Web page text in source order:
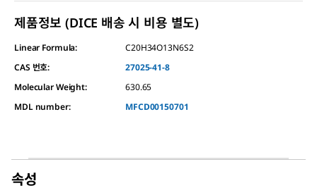
제품정보 (DICE 배송 시 비용 별도)
Linear Formula:
C20H34O13N6S2
CAS 번호:
27025-41-8
Molecular Weight:
630.65
MDL number:
MFCD00150701
속성